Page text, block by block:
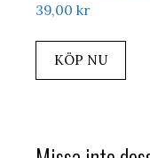
39,00 kr
KÖP NU